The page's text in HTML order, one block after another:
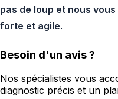
pas de loup et nous
forte et agile.
Besoin d'un avis ?
Nos spécialistes vous
diagnostic précis et un